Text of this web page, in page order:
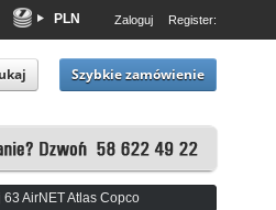
PLN
EUR
USD
Zaloguj Register:
Szybkie zamówienie
AirNET Atlas Copco